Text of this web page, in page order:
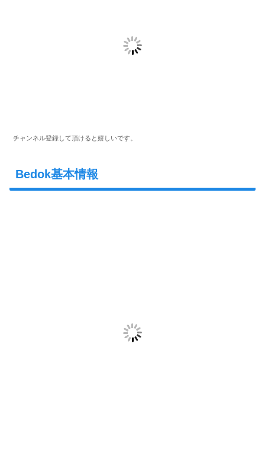
チャンネル登録して頂けると嬉しいです。
Bedok基本情報